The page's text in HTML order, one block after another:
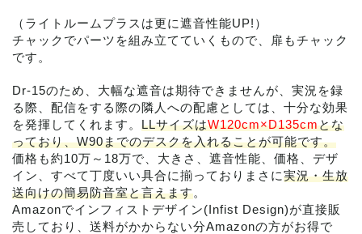
（ライトルームプラスは更に遮音性能UP!）
チャックでパーツを組み立てていくもので、扉もチャック
です。
Dr-15のため、大幅な遮音は期待できませんが、実況を録
る際、配信をする際の隣人への配慮としては、十分な効果
を発揮してくれます。 LLサイズはW120cm×D135cmとな
っており、W90までのデスクを入れることが可能です。
価格も約10万～18万で、大きさ、遮音性能、価格、デザ
イン、すべて丁度いい具合に揃っておりまさに実況・生放
送向けの簡易防音室と言えます。
Amazonでインフィストデザイン(Infist Design)が直接販
売しており、送料がかからない分Amazonの方がお得で